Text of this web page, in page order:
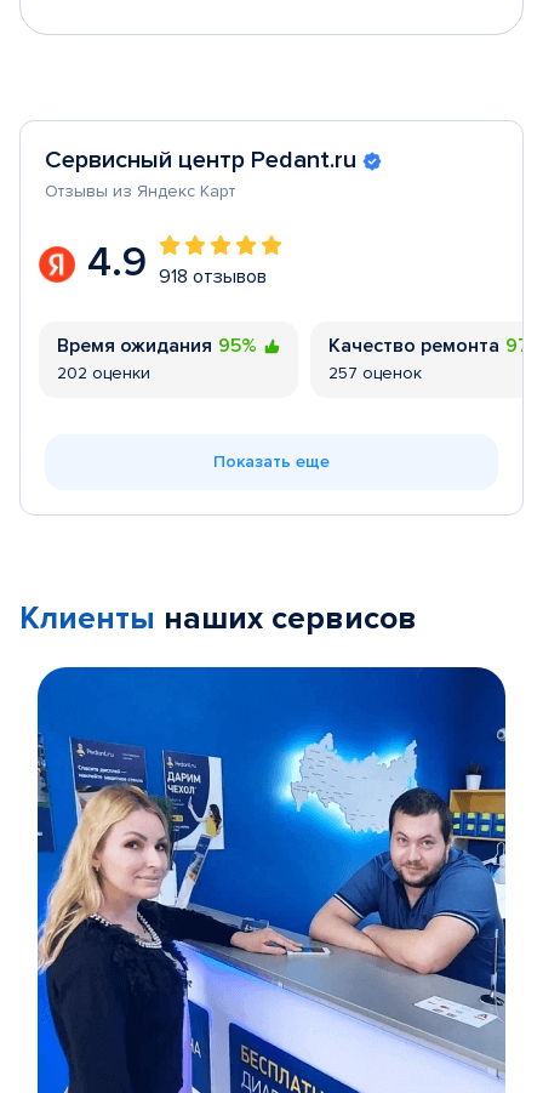
Сервисный центр Pedant.ru
Отзывы из Яндекс Карт
4.9 918 отзывов
Время ожидания 95%
202 оценки
Качество ремонта
257 оценок
Показать еще
Клиенты наших сервисов